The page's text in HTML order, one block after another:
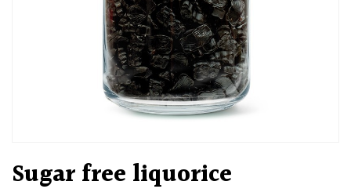
Sugar free liquorice